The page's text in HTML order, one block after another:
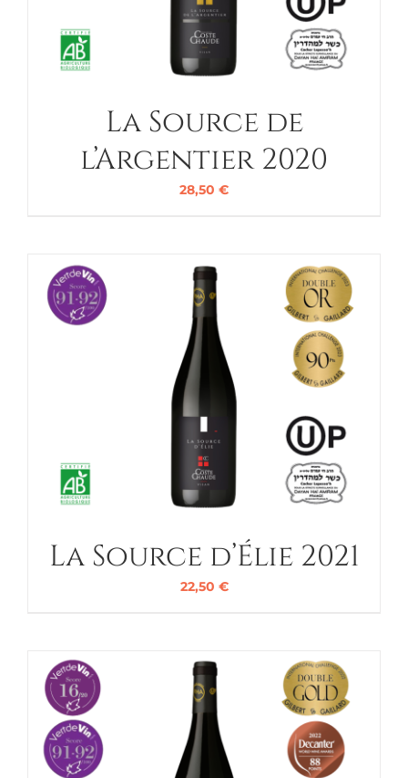
La Source de
l’Argentier 2020
28,50 €
La Source d’Élie 2021
22,50 €